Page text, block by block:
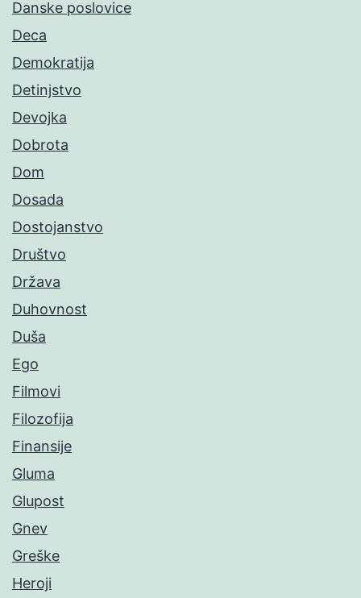
Danske poslovice
Deca
Demokratija
Detinjstvo
Devojka
Dobrota
Dom
Dosada
Dostojanstvo
Društvo
Država
Duhovnost
Duša
Ego
Filmovi
Filozofija
Finansije
Gluma
Glupost
Gnev
Greške
Heroji